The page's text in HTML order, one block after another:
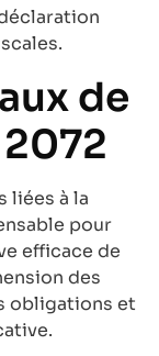
de
liées à la
pour
efficace de
des
obligations et